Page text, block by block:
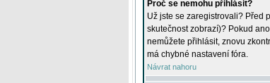
Proč se nemohu přihlásit?
Už jste se zaregistrovali? Před
skutečnost zobrazí)? Pokud
nemůžete přihlásit, znovu
má chybné nastavení fóra.
Návrat nahoru